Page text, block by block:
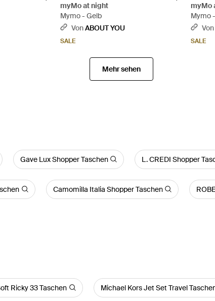
myMo at night
Mymo - Gelb
VonABOUT YOU
SALE
myMo
Mymo
Von
SALE
Mehr sehen
Gave Lux Shopper Taschen L. CREDI Shopper
Camomilla Italia Shopper Taschen
Ricky 33 Taschen Michael Kors Jet Set Travel